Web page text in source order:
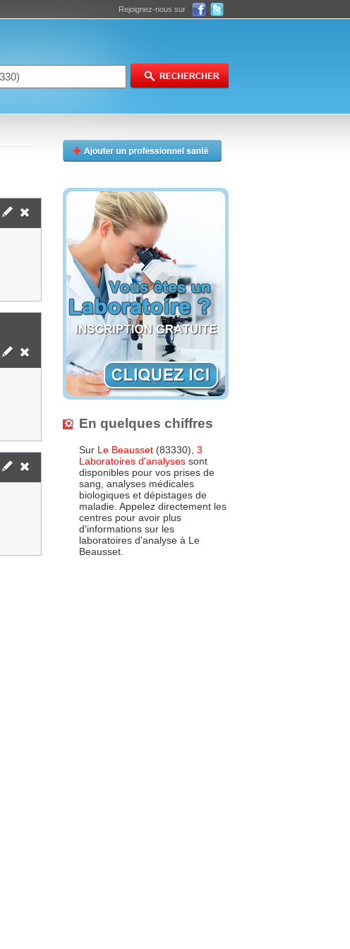
Rejoignez-nous sur
En quelques chiffres
Sur Le Beausset (83330), 3
Laboratoires d'analyses sont
disponibles pour vos prises de
sang, analyses médicales
biologiques et dépistages de
maladie. Appelez directement les
centres pour avoir plus
d'informations sur les
laboratoires d'analyse à Le
Beausset.